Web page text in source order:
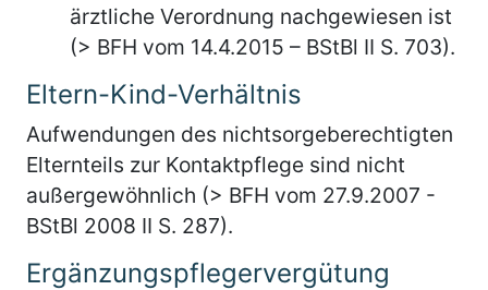
ärztliche Verordnung nachgewiesen ist
(> BFH vom 14.4.2015 – BStBl II S. 703).
Eltern-Kind-Verhältnis
Aufwendungen des nichtsorgeberechtigten
Elternteils zur Kontaktpflege sind nicht
außergewöhnlich (> BFH vom 27.9.2007 -
BStBl 2008 II S. 287).
Ergänzungspflegervergütung